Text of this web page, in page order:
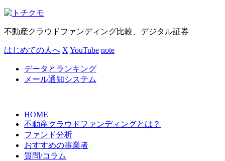
不動産クラウドファンディング比較、デジタル証券
はじめての人へ X YouTube note
データとランキング
メール通知システム
HOME
不動産クラウドファンディングとは？
ファンド分析
おすすめの事業者
質問/コラム